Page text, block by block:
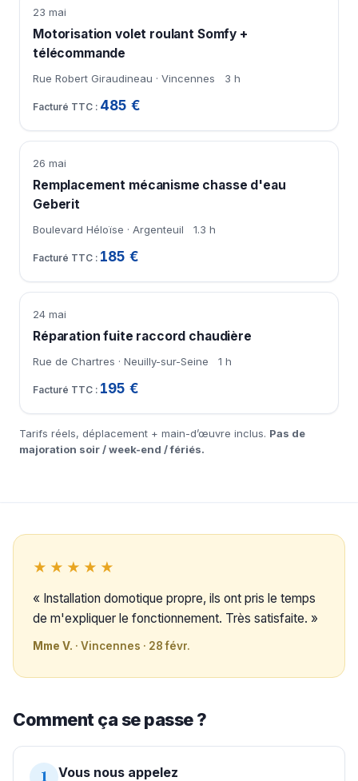
23 mai
Motorisation volet roulant Somfy +
télécommande
Rue Robert Giraudineau · Vincennes 3 h
485 €
26 mai
Remplacement mécanisme chasse d'eau
Geberit
Boulevard Héloïse · Argenteuil 1.3 h
185 €
24 mai
Réparation fuite raccord chaudière
Rue de Chartres · Neuilly-sur-Seine 1 h
195 €
Tarifs réels, déplacement + main-d’œuvre inclus. Pas de
majoration soir / week-end / fériés.
★★★★★
« Installation domotique propre, ils ont pris le temps
de m'expliquer le fonctionnement. Très satisfaite. »
Mme V. · Vincennes · 28 févr.
Comment ça se passe ?
1 Vous nous appelez